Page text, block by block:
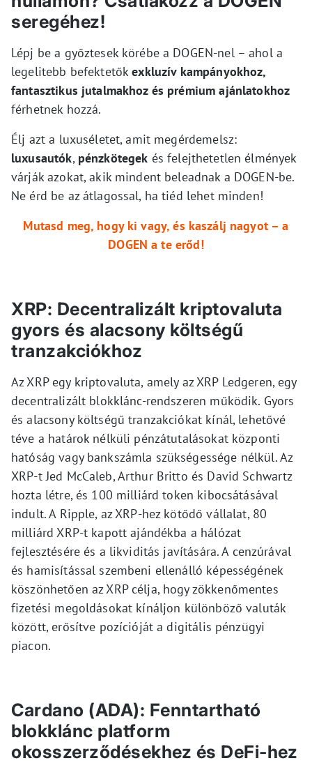
seregéhez!
Lépj be a győztesek körébe a DOGEN-nel – ahol a
legelitebb befektetőkexkluzív kampányokhoz,
fantasztikus jutalmakhoz és prémium ajánlatokhoz
férhetnek hozzá.
Élj azt a luxuséletet, amit megérdemelsz:
luxusautók, pénzkötegek és felejthetetlen élmények
várják azokat, akik mindent beleadnak a DOGEN-be.
Ne érd be az átlagossal, ha tiéd lehet minden!
Mutasd meg, hogy ki vagy, és kaszálj nagyot – a
DOGEN a te erőd!
XRP: Decentralizált kriptovaluta
gyors és alacsony költségű
tranzakciókhoz
Az XRP egy kriptovaluta, amely az XRP Ledgeren, egy
decentralizált blokklánc-rendszeren működik. Gyors
és alacsony költségű tranzakciókat kínál, lehetővé
téve a határok nélküli pénzátutalásokat központi
hatóság vagy bankszámla szükségessége nélkül. Az
XRP-t Jed McCaleb, Arthur Britto és David Schwartz
hozta létre, és 100 milliárd token kibocsátásával
indult. A Ripple, az XRP-hez kötődő vállalat, 80
milliárd XRP-t kapott ajándékba a hálózat
fejlesztésére és a likviditás javítására. A cenzúrával
és hamisítással szembeni ellenálló képességének
köszönhetően az XRP célja, hogy zökkenőmentes
fizetési megoldásokat kínáljon különböző valuták
között, erősítve pozícióját a digitális pénzügyi
piacon.
Cardano (ADA): Fenntartható
blokklánc platform
okosszerződésekhez és DeFi-hez